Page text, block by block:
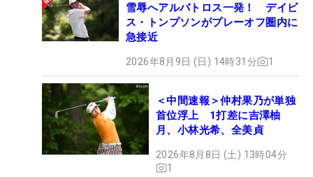
雪辱へアルバトロス一発！ デイビ
ス・トンプソンがプレーオフ圏内に
急接近
2026年8月9日 (日) 14時31分 1
＜中間速報＞仲村果乃が単独
首位浮上 1打差に吉澤柚
月、小林光希、全美貞
2026年8月8日 (土) 13時04分
1